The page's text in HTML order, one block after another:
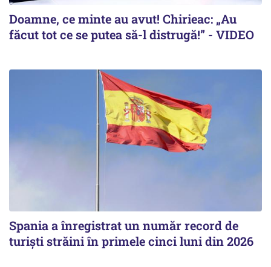
Doamne, ce minte au avut! Chirieac: „Au
făcut tot ce se putea să-l distrugă!” - VIDEO
Spania a înregistrat un număr record de
turiști străini în primele cinci luni din 2026